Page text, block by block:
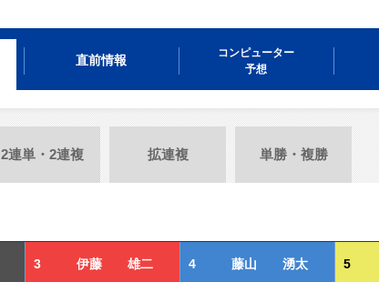
直前情報
コンピューター
予想
2連単・2連複 拡連複 単勝・複勝
3 伊藤 雄二 4 藤山 湧太 5